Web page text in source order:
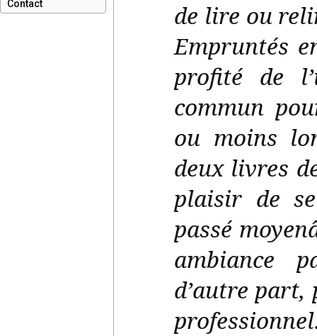
Contact
de lire ou
Empruntés
profité de
commun
ou moins
deux livres
plaisir de
passé
ambiance
d’autre part,